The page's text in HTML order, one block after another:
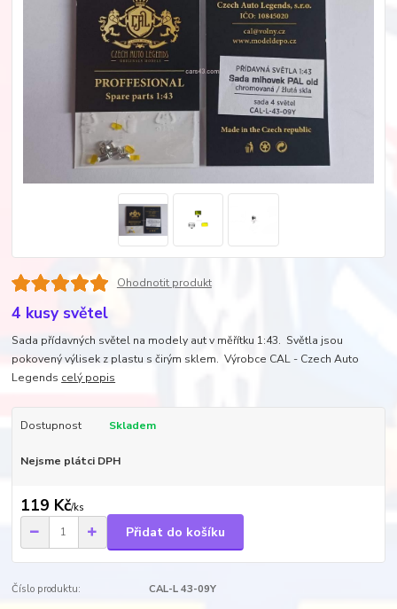
Ohodnotit produkt
4 kusy světel
Sada přídavných světel na modely aut v měřítku 1:43. Světla jsou
pokovený výlisek z plastu s čirým sklem. Výrobce CAL - Czech Auto
Legends celý popis
Dostupnost Skladem
Nejsme plátci DPH
119 Kč/ks
Přidat do košíku
Číslo produktu: CAL-L 43-09Y